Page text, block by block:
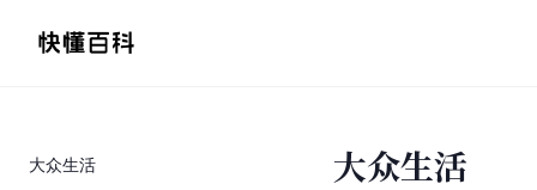
大众生活
大众生活